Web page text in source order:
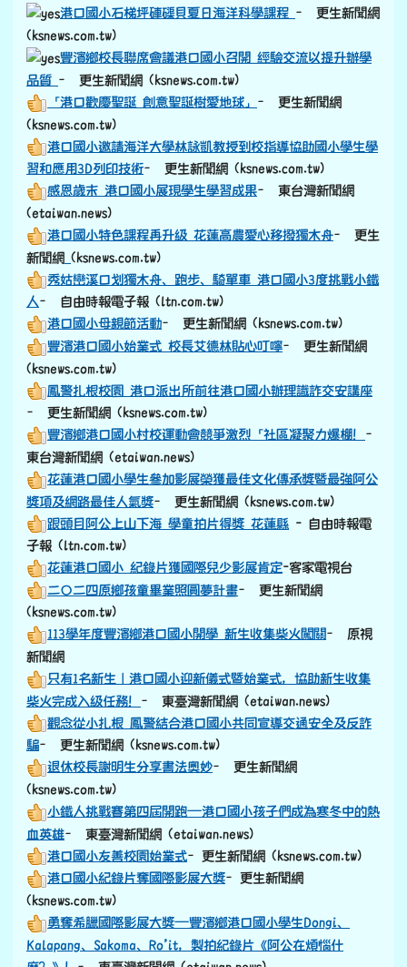
«第一頁
‹上一頁
1 2(目前頁次)
3 4 5 › 下一頁
»最後頁
下中區域內容
學校新聞列表
花蓮小一新生 3校掛零4校僅1人 - 花蓮縣- 自由時報電
子報 (ltn.com.tw)
港口國小112學年度學生家長委員會名單出爐–更生新聞
網 (ksnews.com.tw)
港口國小石梯坪硨磲貝夏日海洋科學課程– 更生新聞網
(ksnews.com.tw)
豐濱鄉校長聯席會議港口國小召開 經驗交流以提升辦學
品質– 更生新聞網 (ksnews.com.tw)
「港口歡慶聖誕 創意聖誕樹愛地球」– 更生新聞網
(ksnews.com.tw)
港口國小邀請海洋大學林詠凱教授到校指導協助國小學生學
習和應用3D列印技術– 更生新聞網 (ksnews.com.tw)
感恩歲末 港口國小展現學生學習成果
(etaiwan.news)
港口國小特色課程再升級 花蓮高農愛心移撥獨木舟
新聞網 link to https://old.ksnews.com.tw/v2024052007/
(ksnews.com.tw)
秀姑巒溪口划獨木舟、跑步、騎單車 港口國小3度挑戰小鐵
人– 自由時報電子報 (ltn.com.tw)
港口國小母親節活動
– 更生新聞網 (ksnews.com.tw)
豐濱港口國小始業式 校長艾德林貼心叮嚀– 更生新聞網
(ksnews.com.tw)
鳳警扎根校園 港口派出所前往港口國小辦理識詐交安講座
– 更生新聞網 (ksnews.com.tw)
豐濱鄉港口國小村校運動會競爭激烈「社區凝聚力爆棚！
東台灣新聞網 (etaiwan.news)
花蓮港口國小學生參加影展榮獲最佳文化傳承獎暨最強阿公
獎項及網路最佳人氣獎– 更生新聞網 (ksnews.com.tw)
跟頭目阿公上山下海 學童拍片得獎 花蓮縣- 自由時報電
子報 (ltn.com.tw)
花蓮港口國小 紀錄片獲國際兒少影展肯定
二〇二四原鄉孩童畢業照圓夢計畫– 更生新聞網
(ksnews.com.tw)
113學年度豐濱鄉港口國小開學 新生收集柴火闖關– 原視
新聞網
只有1名新生｜港口國小迎新儀式暨始業式，協助新生收集
柴火完成入級任務！– 東臺灣新聞網 (etaiwan.news)
觀念從小扎根 鳳警結合港口國小共同宣導交通安全及反詐
騙– 更生新聞網 (ksnews.com.tw)
退休校長謝明生分享書法奧妙– 更生新聞網